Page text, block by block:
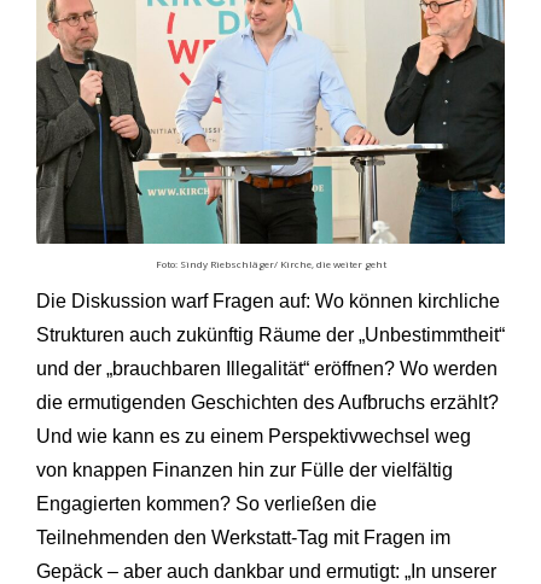
Foto: Sindy Riebschläger/ Kirche, die weiter geht
Die Diskussion warf Fragen auf: Wo können kirchliche
Strukturen auch zukünftig Räume der „Unbestimmtheit“
und der „brauchbaren Illegalität“ eröffnen? Wo werden
die ermutigenden Geschichten des Aufbruchs erzählt?
Und wie kann es zu einem Perspektivwechsel weg
von knappen Finanzen hin zur Fülle der vielfältig
Engagierten kommen? So verließen die
Teilnehmenden den Werkstatt-Tag mit Fragen im
Gepäck – aber auch dankbar und ermutigt: „In unserer